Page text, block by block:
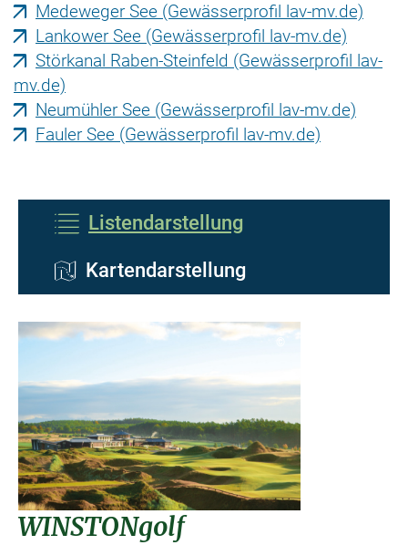
Medeweger See (Gewässerprofil lav-mv.de)
Lankower See (Gewässerprofil lav-mv.de)
Störkanal Raben-Steinfeld (Gewässerprofil lav-
mv.de)
Neumühler See (Gewässerprofil lav-mv.de)
Fauler See (Gewässerprofil lav-mv.de)
Listendarstellung
Kartendarstellung
WINSTONgolf